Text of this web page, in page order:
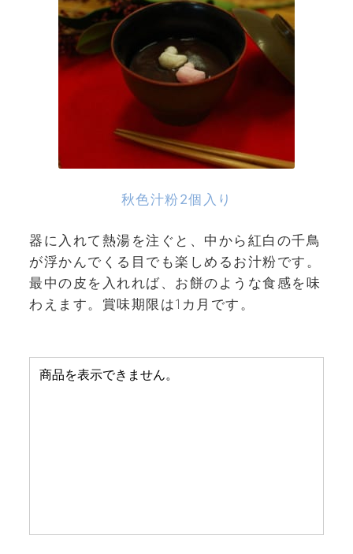
秋色汁粉2個入り
器に入れて熱湯を注ぐと、中から紅白の千鳥
が浮かんでくる目でも楽しめるお汁粉です。
最中の皮を入れれば、お餅のような食感を味
わえます。賞味期限は1カ月です。